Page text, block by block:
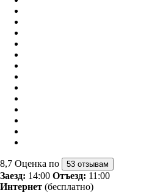
8,7 Оценка по 53 отзывам
Заезд: 14:00 Отъезд: 11:00
Интернет (бесплатно)